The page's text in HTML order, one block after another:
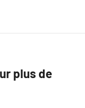
plus de